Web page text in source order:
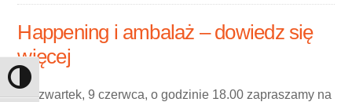
Toggle High Contrast
Happening i ambalaż – dowiedz się
więcej
W czwartek, 9 czerwca, o godzinie 18.00 zapraszamy na